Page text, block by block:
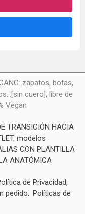
zapatos, botas,
cuero], libre de
Vegan
TRANSICIÓN HACIA
modelos
CON PLANTILLA
ANATÓMICA
de Privacidad
pedido
Políticas de